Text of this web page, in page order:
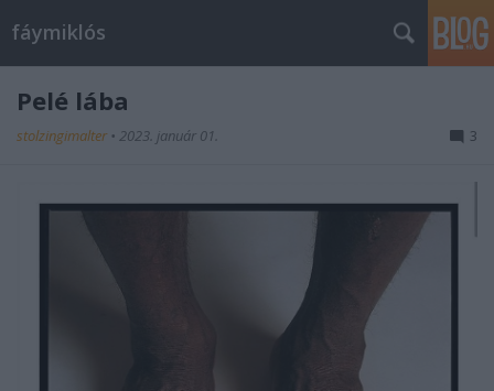
fáymiklós
Pelé lába
stolzingimalter • 2023. január 01. 3